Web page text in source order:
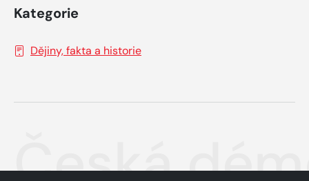
Kategorie
Dějiny, fakta a historie
Česká